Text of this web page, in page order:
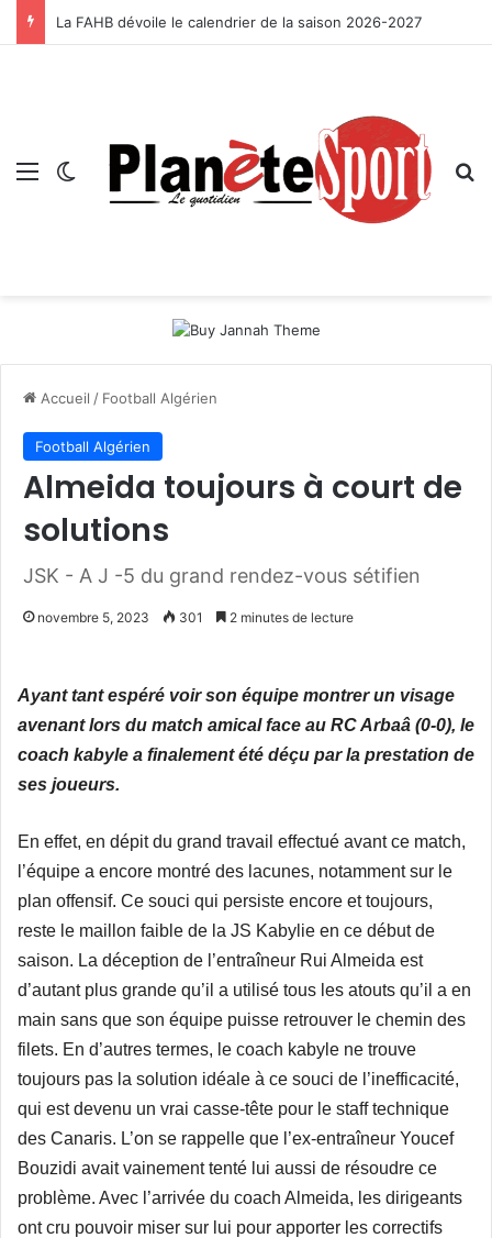
La FAHB dévoile le calendrier de la saison 2026-2027
Menu Switch skin
Accueil / Football Algérien
Football Algérien
Almeida toujours à court de
solutions
JSK - A J -5 du grand rendez-vous sétifien
novembre 5, 2023 301 2 minutes de lecture
Ayant tant espéré voir son équipe montrer un visage
avenant lors du match amical face au RC Arbaâ (0-0), le
coach kabyle a finalement été déçu par la prestation de
ses joueurs.
En effet, en dépit du grand travail effectué avant ce match,
l’équipe a encore montré des lacunes, notamment sur le
plan offensif. Ce souci qui persiste encore et toujours,
reste le maillon faible de la JS Kabylie en ce début de
saison. La déception de l’entraîneur Rui Almeida est
d’autant plus grande qu’il a utilisé tous les atouts qu’il a en
main sans que son équipe puisse retrouver le chemin des
filets. En d’autres termes, le coach kabyle ne trouve
toujours pas la solution idéale à ce souci de l’inefficacité,
qui est devenu un vrai casse-tête pour le staff technique
des Canaris. L’on se rappelle que l’ex-entraîneur Youcef
Bouzidi avait vainement tenté lui aussi de résoudre ce
problème. Avec l’arrivée du coach Almeida, les dirigeants
ont cru pouvoir miser sur lui pour apporter les correctifs